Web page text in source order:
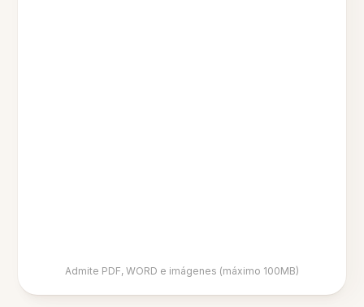
Admite PDF, WORD e imágenes (máximo 100MB)